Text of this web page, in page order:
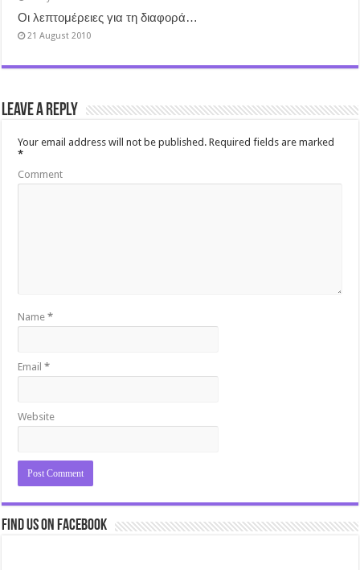
Οι λεπτομέρειες για τη διαφορά…
21 August 2010
Leave a Reply
Your email address will not be published. Required fields are marked
*
Comment
Name*
Email*
Website
Find us on Facebook